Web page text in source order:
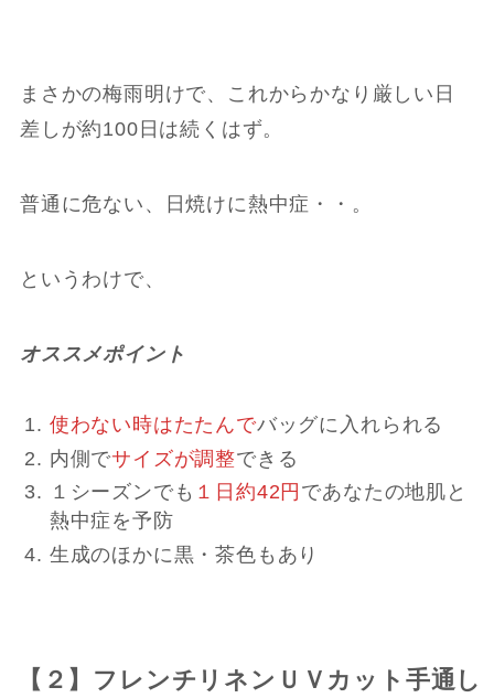
まさかの梅雨明けで、これからかなり厳しい日
差しが約100日は続くはず。
普通に危ない、日焼けに熱中症・・。
というわけで、
オススメポイント
使わない時はたたんでバッグに入れられる
内側でサイズが調整できる
１シーズンでも １日約42円 であなたの地肌と
熱中症を予防
生成のほかに黒・茶色もあり
【２】フレンチリネンＵＶカット手通し